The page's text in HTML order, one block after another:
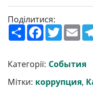
Поділитися:
П
о
р
и
т
и
F
a
b
o
o
k
T
w
t
e
r
E
m
l
Категорії: События
Мітки: коррупция,